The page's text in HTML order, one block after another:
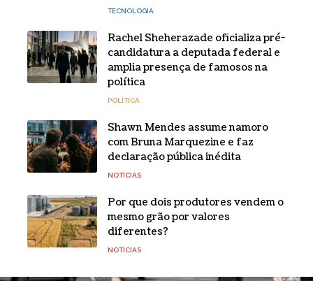
TECNOLOGIA
Rachel Sheherazade oficializa pré-
candidatura a deputada federal e
amplia presença de famosos na
política
POLÍTICA
Shawn Mendes assume namoro
com Bruna Marquezine e faz
declaração pública inédita
NOTÍCIAS
Por que dois produtores vendem o
mesmo grão por valores
diferentes?
NOTÍCIAS